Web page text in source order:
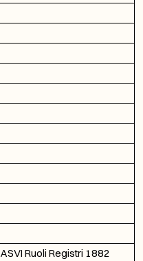
ASVI Ruoli Registri 1882